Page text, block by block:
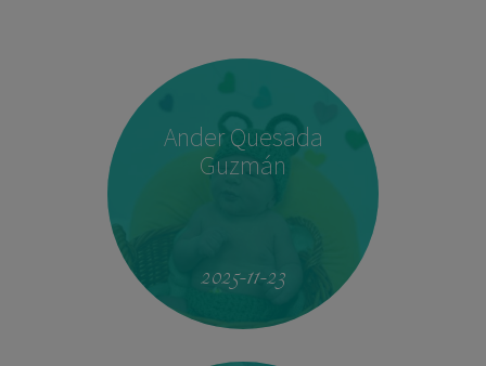
Ander Quesada
Guzmán
2025-11-23